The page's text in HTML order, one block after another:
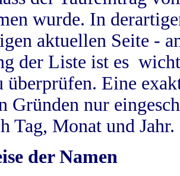
wurde. In
aktuellen Seite -
der Liste ist es
überprüfen. Eine
Gründen nur
Tag, Monat und Jahr.
der Namen